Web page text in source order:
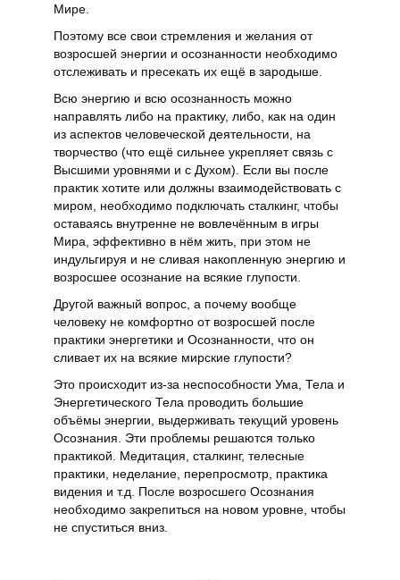
Мире.
Поэтому все свои стремления и желания от
возросшей энергии и осознанности необходимо
отслеживать и пресекать их ещё в зародыше.
Всю энергию и всю осознанность можно
направлять либо на практику, либо, как на один
из аспектов человеческой деятельности, на
творчество (что ещё сильнее укрепляет связь с
Высшими уровнями и с Духом). Если вы после
практик хотите или должны взаимодействовать с
миром, необходимо подключать сталкинг, чтобы
оставаясь внутренне не вовлечённым в игры
Мира, эффективно в нём жить, при этом не
индульгируя и не сливая накопленную энергию и
возросшее осознание на всякие глупости.
Другой важный вопрос, а почему вообще
человеку не комфортно от возросшей после
практики энергетики и Осознанности, что он
сливает их на всякие мирские глупости?
Это происходит из-за неспособности Ума, Тела и
Энергетического Тела проводить большие
объёмы энергии, выдерживать текущий уровень
Осознания. Эти проблемы решаются только
практикой. Медитация, сталкинг, телесные
практики, неделание, перепросмотр, практика
видения и т.д. После возросшего Осознания
необходимо закрепиться на новом уровне, чтобы
не спуститься вниз.